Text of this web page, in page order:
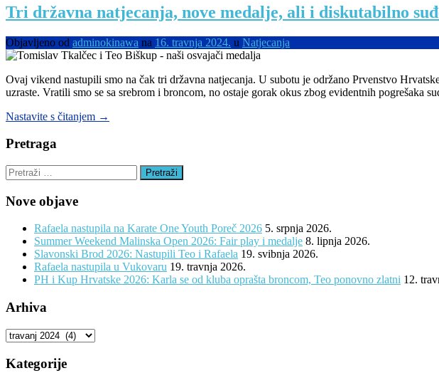
Tri državna natjecanja, nove medalje, ali i diskutabilno
Objavljeno od adminokinawa na 16. travnja 2024. u Natjecanja
Ovaj vikend nastupili smo na čak tri državna natjecanja. U subotu je održano Prvenstvo
uzraste. Vratili smo se sa srebrom i broncom, no ostaje gorak okus zbog evidentnih pogrešaka
Nastavite s čitanjem “Tri
medalje,
ali
→
Pretraga
Pretraži:
Nove objave
Rafaela nastupila na Karate One Youth Poreč 2026 5. srpnja 2026.
Summer Weekend Malinska Open 2026: Fair play i medalje 8. lipnja 2026.
Slavonski Brod 2026: Nastupili Teo i Rafaela 19. svibnja 2026.
Rafaela nastupila u Vukovaru 19. travnja 2026.
PH i Kup Hrvatske 2026: Karla se od kluba oprašta broncom, Teo ponovno zlatni 12.
Arhiva
Arhiva
Kategorije